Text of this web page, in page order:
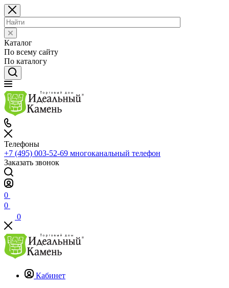
Каталог
По всему сайту
По каталогу
Телефоны
+7 (495) 003-52-69 многоканальный телефон
Заказать звонок
0
0
0
Кабинет